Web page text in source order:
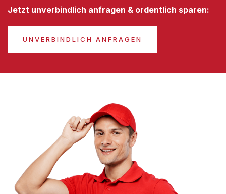
Jetzt unverbindlich anfragen & ordentlich sparen:
UNVERBINDLICH ANFRAGEN